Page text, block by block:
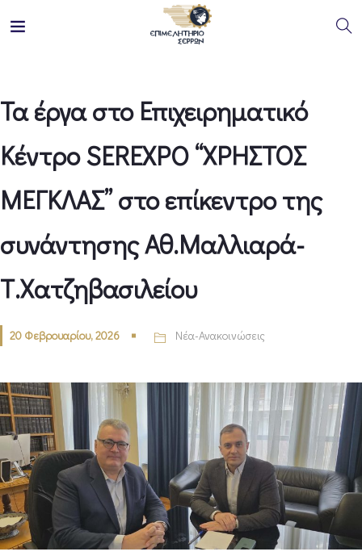
Τα έργα στο Επιχειρηματικό
Κέντρο SEREXPO “ΧΡΗΣΤΟΣ
ΜΕΓΚΛΑΣ” στο επίκεντρο της
συνάντησης Αθ.Μαλλιαρά-
Τ.Χατζηβασιλείου
20 Φεβρουαρίου, 2026 Νέα-Ανακοινώσεις